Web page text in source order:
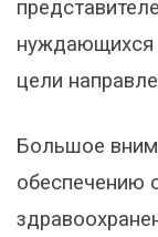
нуждающихся
цели
Большое
обеспечению